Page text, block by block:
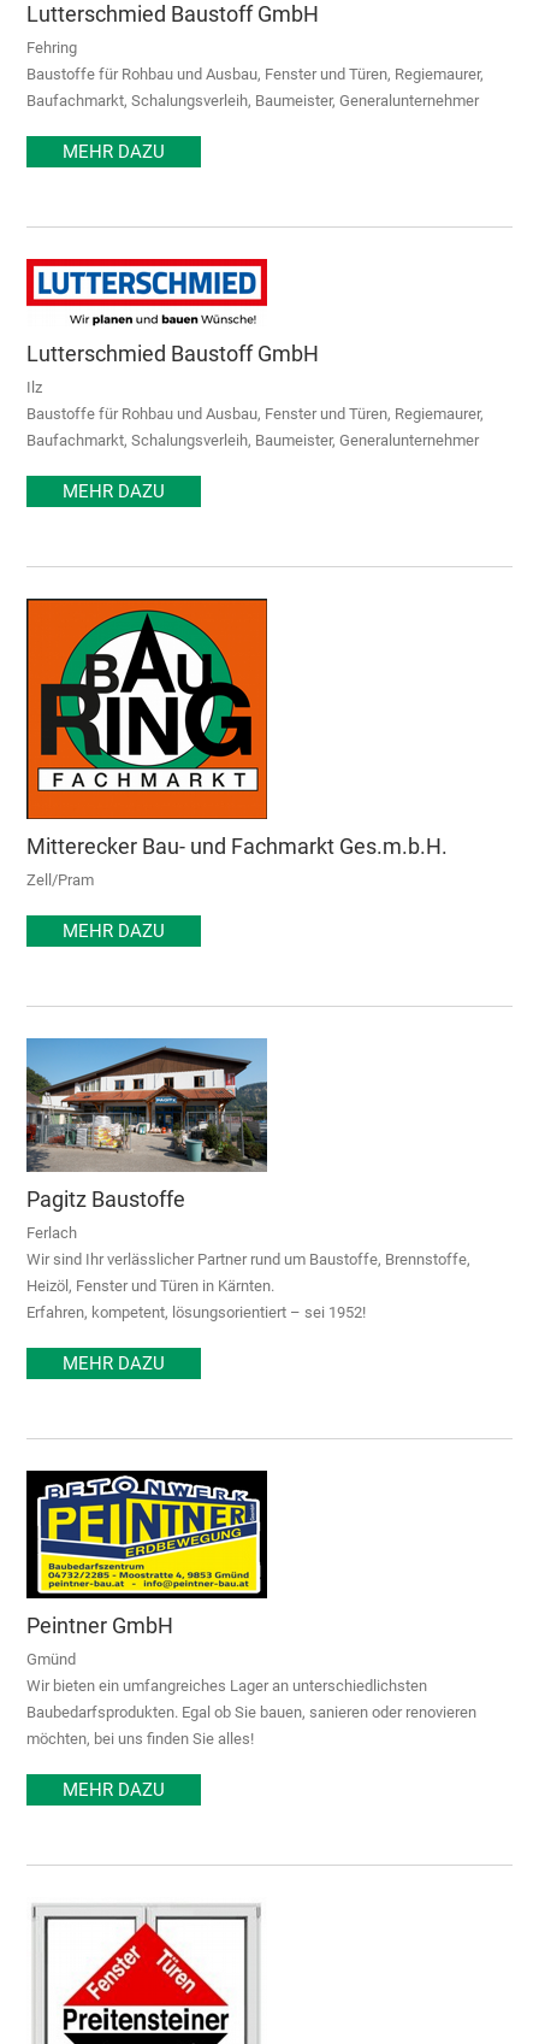
Lutterschmied Baustoff GmbH
Fehring
Baustoffe für Rohbau und Ausbau, Fenster und Türen, Regiemaurer,
Baufachmarkt, Schalungsverleih, Baumeister, Generalunternehmer
MEHR DAZU
Lutterschmied Baustoff GmbH
Ilz
Baustoffe für Rohbau und Ausbau, Fenster und Türen, Regiemaurer,
Baufachmarkt, Schalungsverleih, Baumeister, Generalunternehmer
MEHR DAZU
Mitterecker Bau- und Fachmarkt Ges.m.b.H.
Zell/Pram
MEHR DAZU
Pagitz Baustoffe
Ferlach
Wir sind Ihr verlässlicher Partner rund um Baustoffe, Brennstoffe,
Heizöl, Fenster und Türen in Kärnten.
Erfahren, kompetent, lösungsorientiert – sei 1952!
MEHR DAZU
Peintner GmbH
Gmünd
Wir bieten ein umfangreiches Lager an unterschiedlichsten
Baubedarfsprodukten. Egal ob Sie bauen, sanieren oder renovieren
möchten, bei uns finden Sie alles!
MEHR DAZU